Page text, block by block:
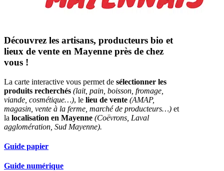
Découvrez les artisans, producteurs bio et
lieux de vente en Mayenne près de chez
vous !
La carte interactive vous permet de sélectionner les
produits recherchés (lait, pain, boisson, fromage,
viande, cosmétique…), le lieu de vente (AMAP,
magasin, vente à la ferme, marché de producteurs…) et
la localisation en Mayenne (Coëvrons, Laval
agglomération, Sud Mayenne).
Guide papier
Guide numérique